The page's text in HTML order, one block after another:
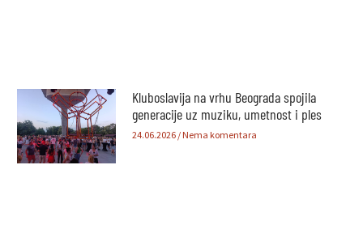
Kluboslavija na vrhu Beograda spojila
generacije uz muziku, umetnost i ples
24.06.2026 Nema komentara